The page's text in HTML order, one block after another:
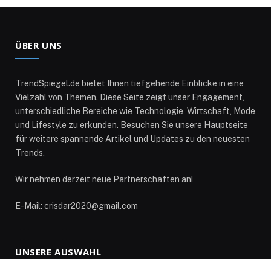
ÜBER UNS
TrendSpiegel.de bietet Ihnen tiefgehende Einblicke in eine
Vielzahl von Themen. Diese Seite zeigt unser Engagement,
unterschiedliche Bereiche wie Technologie, Wirtschaft, Mode
und Lifestyle zu erkunden. Besuchen Sie unsere Hauptseite
für weitere spannende Artikel und Updates zu den neuesten
Trends.
Wir nehmen derzeit neue Partnerschaften an!
E-Mail: crisdar2020@gmail.com
UNSERE AUSWAHL